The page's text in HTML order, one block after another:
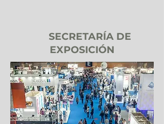
SECRETARÍA DE
EXPOSICIÓN